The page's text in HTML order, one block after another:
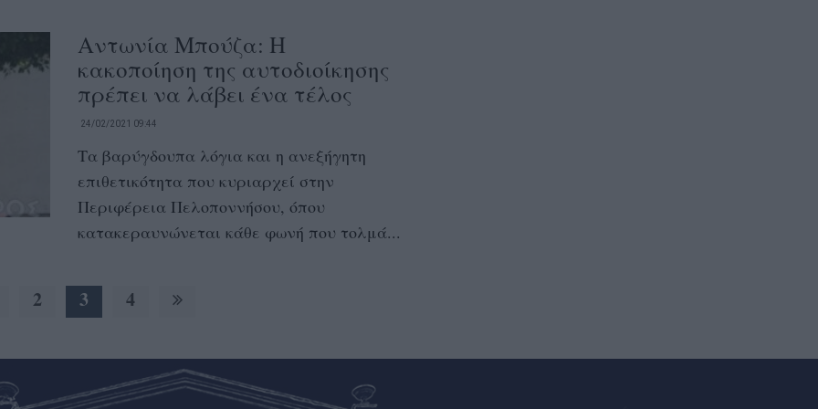
Αντωνία Μπούζα: Η
κακοποίηση της αυτοδιοίκησης
πρέπει να λάβει ένα τέλος
24/02/2021 09:44
Τα βαρύγδουπα λόγια και η ανεξήγητη
επιθετικότητα που κυριαρχεί στην
Περιφέρεια Πελοποννήσου, όπου
κατακεραυνώνεται κάθε φωνή που τολμά...
2 3 4